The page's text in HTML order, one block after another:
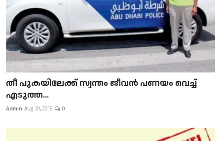
​​​​​​​തീ പുകയിലേക്ക് സ്വന്തം ജീവന്‍ പണയം വെച്ച്
എടുത്ത...
Admin Aug 31, 2019 0